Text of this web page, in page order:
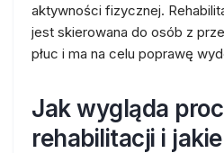
aktywności fizycznej.
jest skierowana do osób z
płuc i ma na celu poprawę
Jak wygląda
rehabilitacji i